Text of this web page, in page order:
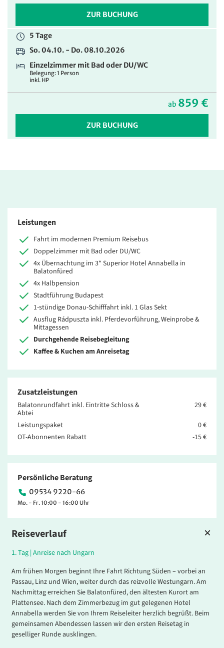
ZUR BUCHUNG
5 Tage
So. 04.10. - Do. 08.10.2026
Einzelzimmer mit Bad oder DU/WC
Belegung: 1 Person
inkl. HP
ab 859 €
ZUR BUCHUNG
Reiseverlauf
1.Tag | Anreise nach Ungarn
Am frühen Morgen beginnt Ihre Fahrt Richtung Süden – vorbei an
Passau, Linz und Wien, weiter durch das reizvolle Westungarn. Am
Nachmittag erreichen Sie Balatonfüred, den ältesten Kurort am
Plattensee. Nach dem Zimmerbezug im gut gelegenen Hotel
Annabella werden Sie von Ihrem Reiseleiter herzlich begrüßt. Beim
gemeinsamen Abendessen lassen wir den ersten Reisetag in
geselliger Runde ausklingen.
Leistungen
Fahrt im modernen Premium Reisebus
Doppelzimmer mit Bad oder DU/WC
4x Übernachtung im 3* Superior Hotel Annabella in
Balatonfüred
4x Halbpension
Stadtführung Budapest
1-stündige Donau-Schifffahrt inkl. 1 Glas Sekt
Ausflug Rádpuszta inkl. Pferdevorführung, Weinprobe &
Mittagessen
Durchgehende Reisebegleitung
Kaffee & Kuchen am Anreisetag
Zusatzleistungen
Balatonrundfahrt inkl. Eintritte Schloss &
Abtei
29 €
Leistungspaket
0 €
OT-Abonnenten Rabatt
-15 €
Persönliche Beratung
09534 9220-66
Mo. - Fr. 10:00 - 16:00 Uhr